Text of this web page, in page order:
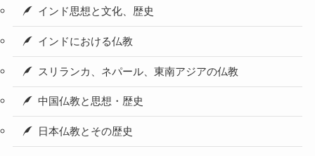
インド思想と文化、歴史
インドにおける仏教
スリランカ、ネパール、東南アジアの仏教
中国仏教と思想・歴史
日本仏教とその歴史